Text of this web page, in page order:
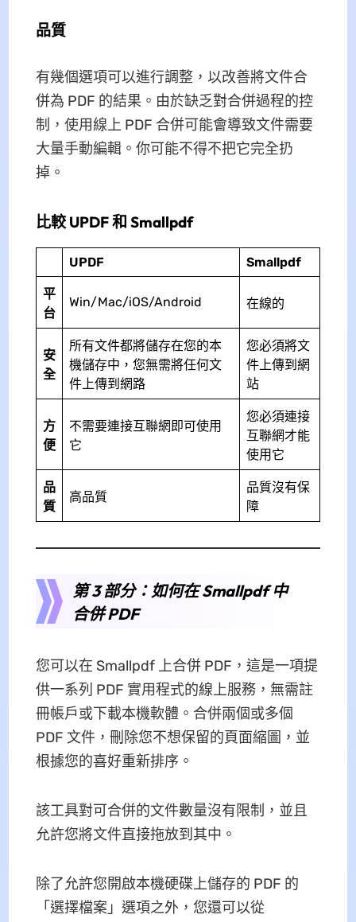
品質
有幾個選項可以進行調整，以改善將文件合
併為 PDF 的結果。由於缺乏對合併過程的控
制，使用線上 PDF 合併可能會導致文件需要
大量手動編輯。你可能不得不把它完全扔
掉。
比較 UPDF 和 Smallpdf
UPDF Smallpdf
平
台
Win/Mac/iOS/Android 在線的
安
全
所有文件都將儲存在您的本
機儲存中，您無需將任何文
件上傳到網路
您必須將文
件上傳到網
站
方
便
不需要連接互聯網即可使用
它
您必須連接
互聯網才能
使用它
品
質
高品質
品質沒有保
障
第 3 部分：如何在 Smallpdf 中
合併 PDF
您可以在 Smallpdf 上合併 PDF，這是一項提
供一系列 PDF 實用程式的線上服務，無需註
冊帳戶或下載本機軟體。合併兩個或多個
PDF 文件，刪除您不想保留的頁面縮圖，並
根據您的喜好重新排序。
該工具對可合併的文件數量沒有限制，並且
允許您將文件直接拖放到其中。
除了允許您開啟本機硬碟上儲存的 PDF 的
「選擇檔案」選項之外，您還可以從